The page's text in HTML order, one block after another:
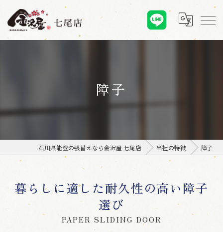
障子
石川県能登の張替えなら金沢屋 七尾店 当社の特徴 障子
暮らしに適した耐久性の高い障子
選び
PAPER SLIDING DOOR